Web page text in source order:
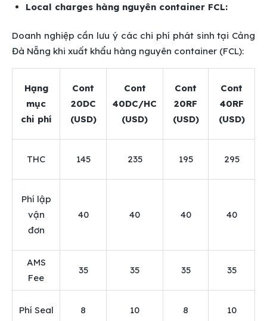
Local charges hàng nguyên container FCL:
Doanh nghiệp cần lưu ý các chi phí phát sinh tại Cảng
Đà Nẵng khi xuất khẩu hàng nguyên container (FCL):
Hạng
mục
chi phí
Cont
20DC
(USD)
Cont
40DC/HC
(USD)
Cont
20RF
(USD)
Cont
40RF
(USD)
THC 145 235 195 295
Phí lập
vận
đơn
40 40 40 40
AMS
Fee
35 35 35 35
Phí Seal 8 10 8 10